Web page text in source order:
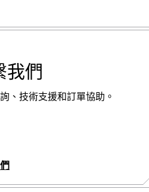
我們
、技術支援和訂單協助。